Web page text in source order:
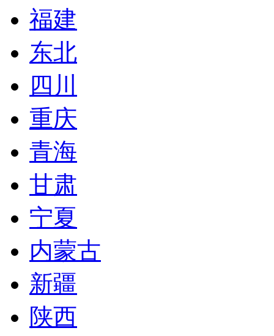
福建
东北
四川
重庆
青海
甘肃
宁夏
内蒙古
新疆
陕西